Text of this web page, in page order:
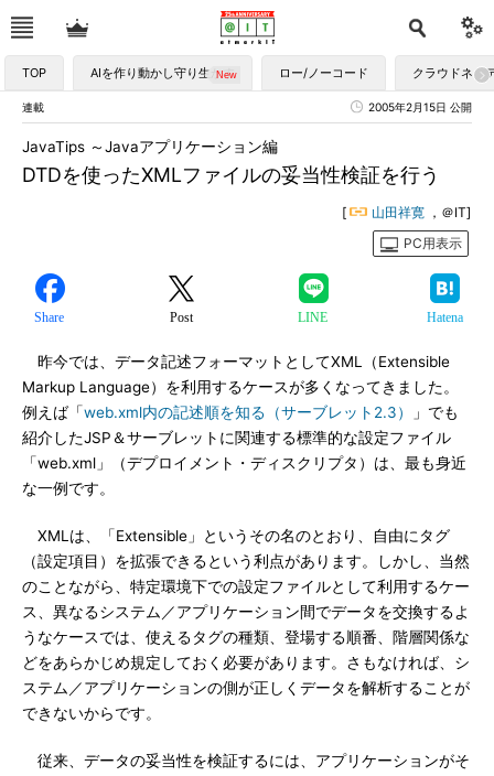
TOP AIを作り動かし守り生かす ロー/ノーコード クラウドネイ
連載 2005年2月15日 公開
DTDを使ったXMLファイルの妥当性検証を行う
JavaTips ～Javaアプリケーション編
[ 山田祥寛 ，＠IT]
PC用表示
Share Post LINE Hatena
昨今では、データ記述フォーマットとしてXML（Extensible
Markup Language）を利用するケースが多くなってきました。
例えば「web.xml内の記述順を知る（サーブレット2.3）
」でも
紹介したJSP＆サーブレットに関連する標準的な設定ファイル
「web.xml」（デプロイメント・ディスクリプタ）は、最も身近
な一例です。
XMLは、「Extensible」というその名のとおり、自由にタグ
（設定項目）を拡張できるという利点があります。しかし、当然
のことながら、特定環境下での設定ファイルとして利用するケー
ス、異なるシステム／アプリケーション間でデータを交換するよ
うなケースでは、使えるタグの種類、登場する順番、階層関係な
どをあらかじめ規定しておく必要があります。さもなければ、シ
ステム／アプリケーションの側が正しくデータを解析することが
できないからです。
従来、データの妥当性を検証するには、アプリケーションがそ